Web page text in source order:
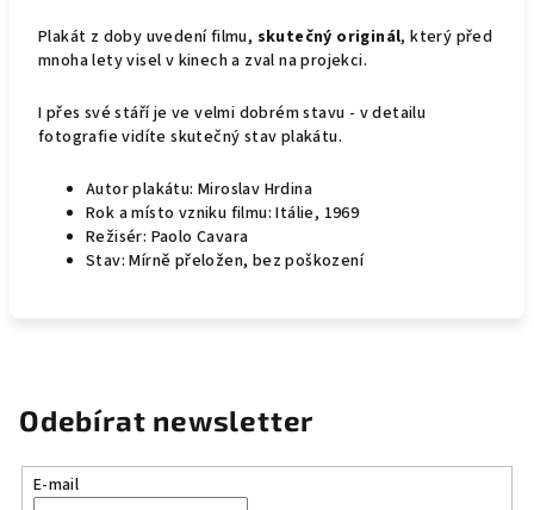
Plakát z doby uvedení filmu, skutečný originál, který před
mnoha lety visel v kinech a zval na projekci.
I přes své stáří je ve velmi dobrém stavu - v detailu
fotografie vidíte skutečný stav plakátu.
Autor plakátu: Miroslav Hrdina
Rok a místo vzniku filmu: Itálie, 1969
Režisér: Paolo Cavara
Stav: Mírně přeložen, bez poškození
Odebírat newsletter
E-mail